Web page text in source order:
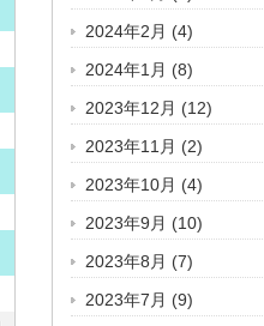
2024年2月 (4)
2024年1月 (8)
2023年12月 (12)
2023年11月 (2)
2023年10月 (4)
2023年9月 (10)
2023年8月 (7)
2023年7月 (9)